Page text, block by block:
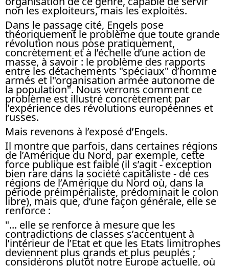
non les exploiteurs, mais les exploités.
Dans le passage cité, Engels pose
théoriquement le problème que toute grande
révolution nous pose pratiquement,
concrètement et à l’échelle d’une action de
masse, à savoir : le problème des rapports
entre les détachements "spéciaux" d’homme
armés et l"organisation armée autonome de
la population". Nous verrons comment ce
problème est illustré concrètement par
l’expérience des révolutions européennes et
russes.
Mais revenons à l’exposé d’Engels.
Il montre que parfois, dans certaines régions
de l’Amérique du Nord, par exemple, cette
force publique est faible (il s’agit - exception
bien rare dans la société capitaliste - de ces
régions de l’Amérique du Nord où, dans la
période préimpérialiste, prédominait le colon
libre), mais que, d’une façon générale, elle se
renforce :
"... elle se renforce à mesure que les
contradictions de classes s’accentuent à
l’intérieur de l’Etat et que les Etats limitrophes
deviennent plus grands et plus peuplés ;
considérons plutôt notre Europe actuelle, où